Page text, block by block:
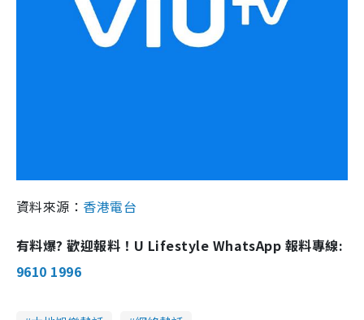
資料來源： 香港電台
有料爆? 歡迎報料！U Lifestyle WhatsApp 報料專線:
9610 1996